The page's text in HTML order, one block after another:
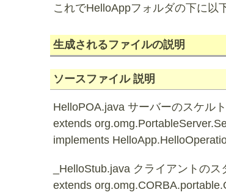
これでHelloAppフォルダの下に以
生成されるファイルの説明
ソースファイル 説明
HelloPOA.java サーバーのスケル
extends
implements
_HelloStub.java クライアントのス
extends